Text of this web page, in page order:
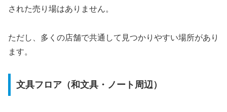
された売り場はありません。
ただし、多くの店舗で共通して見つかりやすい場所があり
ます。
文具フロア（和文具・ノート周辺）